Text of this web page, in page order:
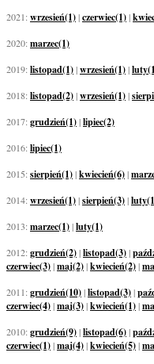
2021:wrzesień(1)|czerwiec(1)|
2020:marzec(1)
2019:listopad(1)|wrzesień(1)|
2018:listopad(2)|wrzesień(1)|
2017:grudzień(1)|lipiec(2)
2016:lipiec(1)
2015:sierpień(1)|kwiecień(6)|
2014:wrzesień(1)|sierpień(3)|
2013:marzec(1)|luty(1)
2012:grudzień(2)|listopad(3)|
czerwiec(3)|maj(2)|kwiecień(2)|
2011:grudzień(10)|listopad(3)|
czerwiec(4)|maj(3)|kwiecień(1)|
2010:grudzień(9)|listopad(6)|
czerwiec(1)|maj(4)|kwiecień(5)|